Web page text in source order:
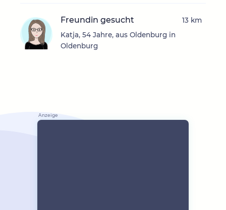
Freundin gesucht
Katja, 54 Jahre, aus Oldenburg in
Oldenburg
13 km